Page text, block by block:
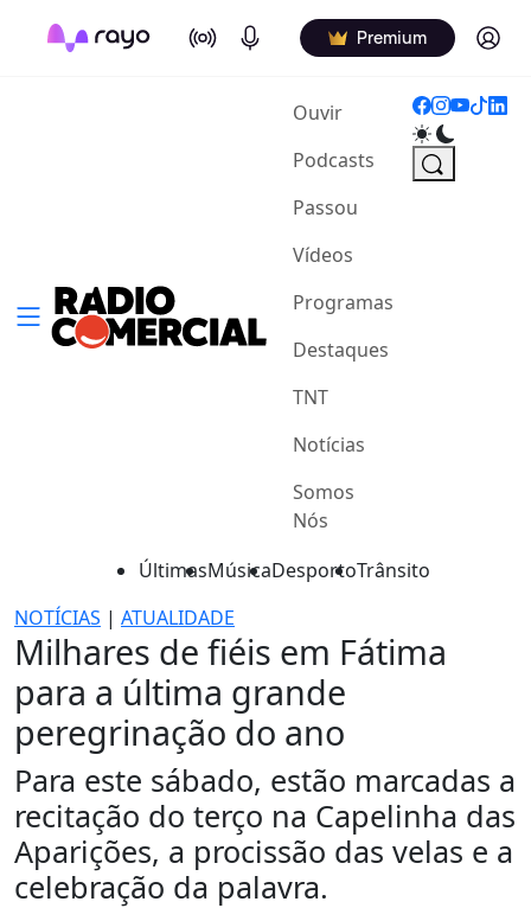
On Air Podcasts Premium Log in
Ouvir(current)
Podcasts
Passou
Vídeos
Programas
Destaques
TNT
Notícias
Somos
Nós
ÚltimasMúsicaDesportoTrânsito
NOTÍCIAS | ATUALIDADE
Milhares de fiéis em Fátima
para a última grande
peregrinação do ano
Para este sábado, estão marcadas a
recitação do terço na Capelinha das
Aparições, a procissão das velas e a
celebração da palavra.